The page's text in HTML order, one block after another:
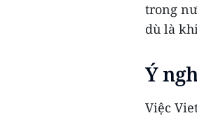
trong
dù là
Ý
Việc